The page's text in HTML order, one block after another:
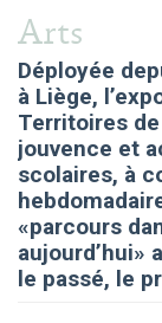
Arts
Déployée
à Liège,
Territoires
jouvence et
scolaires, à
«parcours
aujourd’hui»
le passé, le